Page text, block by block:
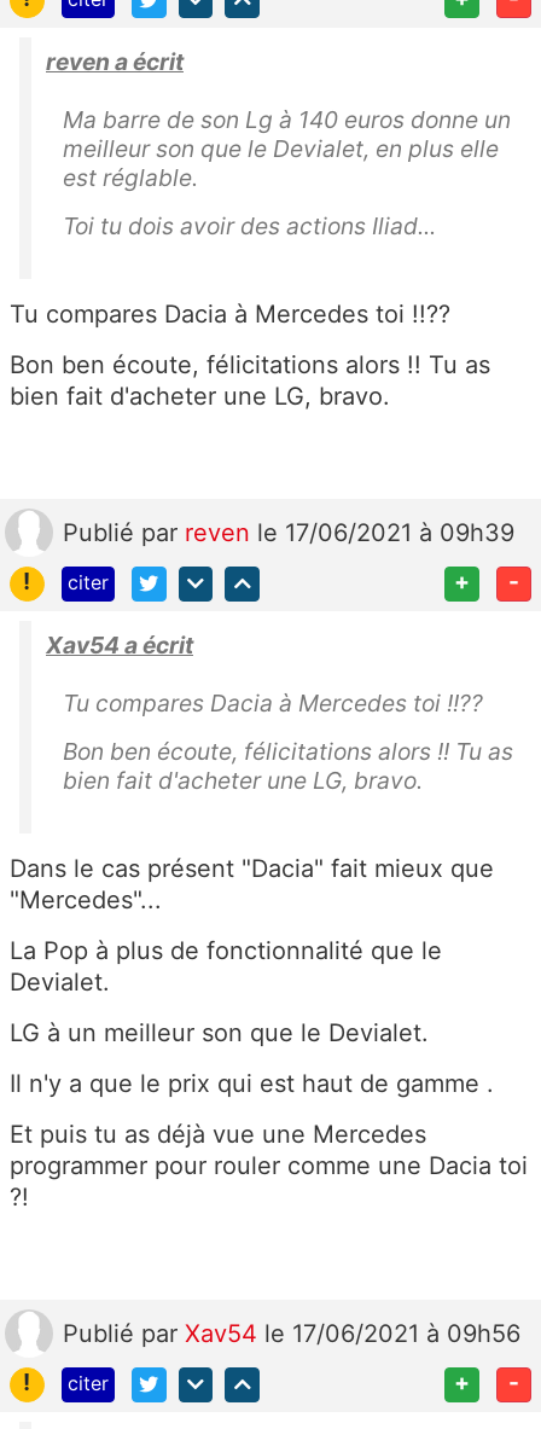
reven a écrit
Ma barre de son Lg à 140 euros donne un
meilleur son que le Devialet, en plus elle
est réglable.
Toi tu dois avoir des actions Iliad...
Tu compares Dacia à Mercedes toi !!??
Bon ben écoute, félicitations alors !! Tu as
bien fait d'acheter une LG, bravo.
Publié par reven le 17/06/2021 à 09h39
!
citer + -
Xav54 a écrit
Tu compares Dacia à Mercedes toi !!??
Bon ben écoute, félicitations alors !! Tu as
bien fait d'acheter une LG, bravo.
Dans le cas présent "Dacia" fait mieux que
"Mercedes"...
La Pop à plus de fonctionnalité que le
Devialet.
LG à un meilleur son que le Devialet.
Il n'y a que le prix qui est haut de gamme .
Et puis tu as déjà vue une Mercedes
programmer pour rouler comme une Dacia toi
?!
Publié par Xav54 le 17/06/2021 à 09h56
!
citer + -